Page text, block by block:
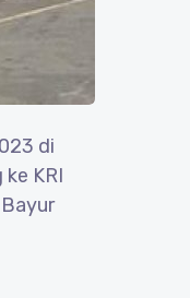
di
KRI